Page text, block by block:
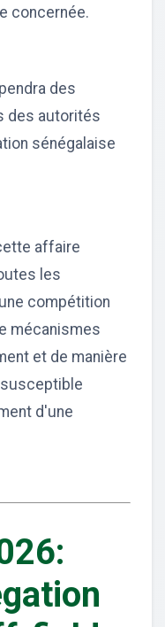
concernée.
des
des autorités
sénégalaise
affaire
les
compétition
mécanismes
et de manière
d'une